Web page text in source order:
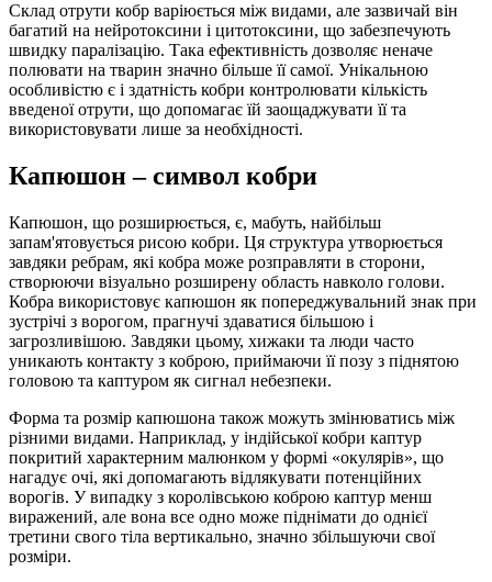
Склад отрути кобр варіюється між видами, але зазвичай він
багатий на нейротоксини і цитотоксини, що забезпечують
швидку паралізацію. Така ефективність дозволяє неначе
полювати на тварин значно більше її самої. Унікальною
особливістю є і здатність кобри контролювати кількість
введеної отрути, що допомагає їй заощаджувати її та
використовувати лише за необхідності.
Капюшон – символ кобри
Капюшон, що розширюється, є, мабуть, найбільш
запам'ятовується рисою кобри. Ця структура утворюється
завдяки ребрам, які кобра може розправляти в сторони,
створюючи візуально розширену область навколо голови.
Кобра використовує капюшон як попереджувальний знак при
зустрічі з ворогом, прагнучі здаватися більшою і
загрозливішою. Завдяки цьому, хижаки та люди часто
уникають контакту з коброю, приймаючи її позу з піднятою
головою та каптуром як сигнал небезпеки.
Форма та розмір капюшона також можуть змінюватись між
різними видами. Наприклад, у індійської кобри каптур
покритий характерним малюнком у формі «окулярів», що
нагадує очі, які допомагають відлякувати потенційних
ворогів. У випадку з королівською коброю каптур менш
виражений, але вона все одно може піднімати до однієї
третини свого тіла вертикально, значно збільшуючи свої
розміри.